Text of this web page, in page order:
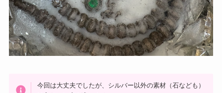
今回は大丈夫でしたが、シルバー以外の素材（石なども）